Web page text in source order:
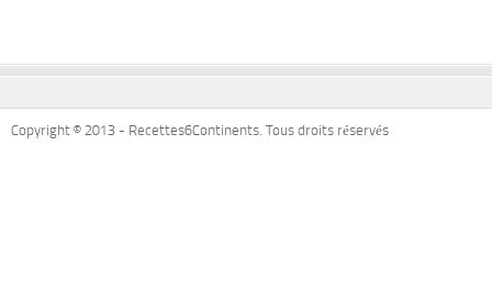
Copyright © 2013 - Recettes6Continents. Tous droits réservés